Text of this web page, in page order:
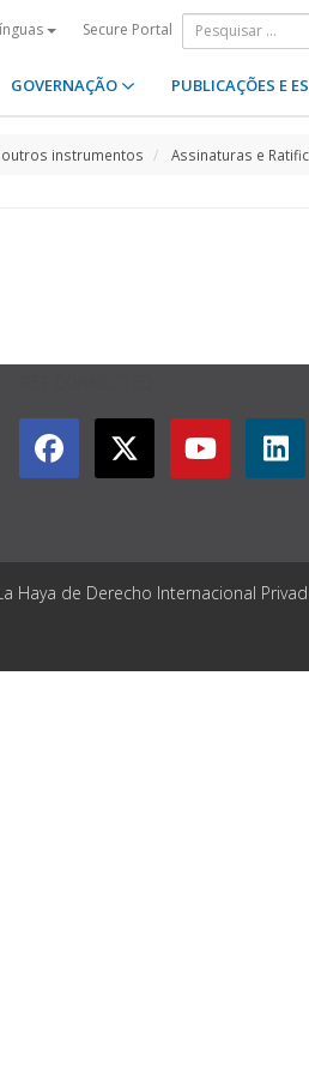
Secure Portal
GOVERNAÇÃO PUBLICAÇÕES E
outros instrumentos Assinaturas e
Haya de Derecho Internacional